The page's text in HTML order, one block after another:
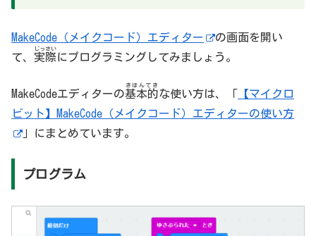
MakeCode（メイクコード）エディター
の画面を開い
て、 実際
じっさい
にプログラミングしてみましょう。
MakeCodeエディターの基本的
きほんてき
な使い方は、「 【マイクロ
ビット】MakeCode（メイクコード）エディターの使い方
」にまとめています。
プログラム